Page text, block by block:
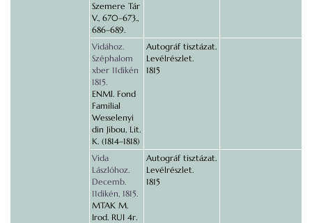
Szemere Tár
V., 670–673.,
686–689.
Vidához.
Széphalom
xber 11dikén
1815.
ENMl. Fond
Familial
Wesselenyi
din Jibou, Lit.
K. (1814–1818)
Autográf tisztázat.
Levélrészlet.
1815
Vida
Lászlóhoz.
Decemb.
11dikén, 1815.
MTAK M.
Irod. RUI 4r.
Autográf tisztázat.
Levélrészlet.
1815